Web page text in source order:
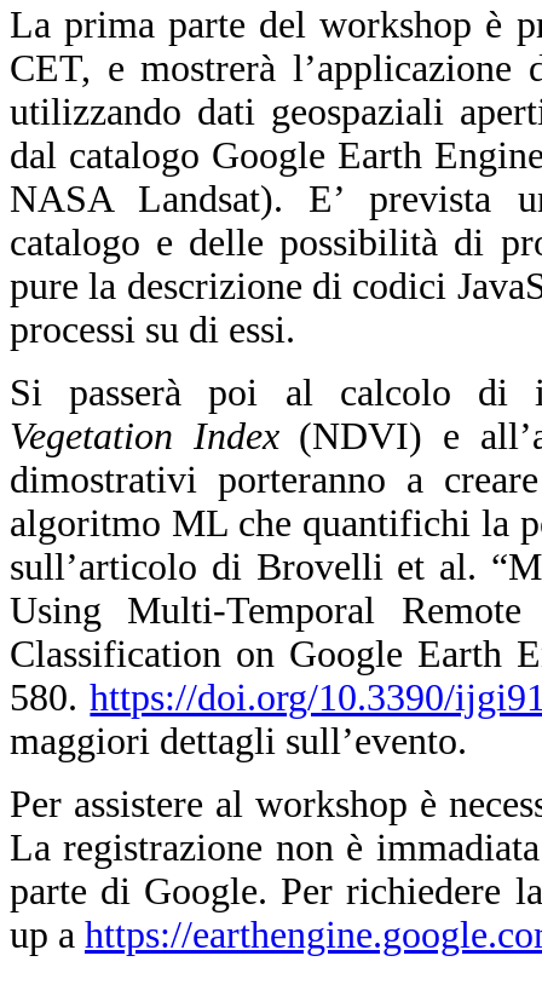
La prima parte del workshop è
CET, e mostrerà
utilizzando dati geospaziali
dal catalogo Google Earth
NASA Landsat). E’ prevista
catalogo e delle possibilità di
pure la descrizione di codici
processi su di essi.
Si passerà poi al calcolo
Vegetation Index(NDVI) e
dimostrativi porteranno a
algoritmo ML che quantifichi la
sull’articolo di Brovelli et al.
Using Multi-Temporal
Classification on Google Earth
580.https://doi.org/10.3390/
maggiori dettagli sull’evento.
Per assistere al workshop è
La registrazione non è
parte di Google. Per richiedere
up a https://